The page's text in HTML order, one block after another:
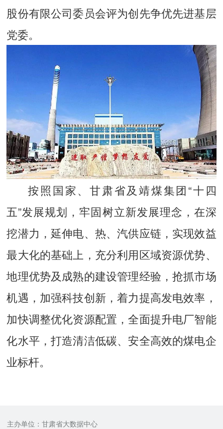
股份有限公司委员会评为创先争优先进基层
党委。
按照国家、甘肃省及靖煤集团“十四
五”发展规划，牢固树立新发展理念，在深
挖潜力，延伸电、热、汽供应链，实现效益
最大化的基础上，充分利用区域资源优势、
地理优势及成熟的建设管理经验，抢抓市场
机遇，加强科技创新，着力提高发电效率，
加快调整优化资源配置，全面提升电厂智能
化水平，打造清洁低碳、安全高效的煤电企
业标杆。
主办单位：甘肃省大数据中心